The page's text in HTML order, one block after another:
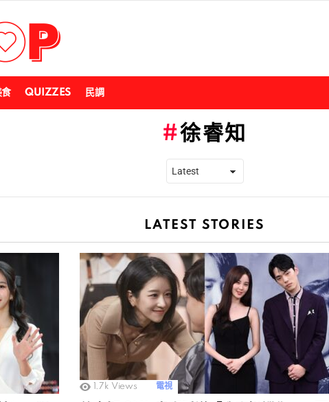
QUIZZES 民調
徐睿知
LATEST STORIES
1.7k Views 電視